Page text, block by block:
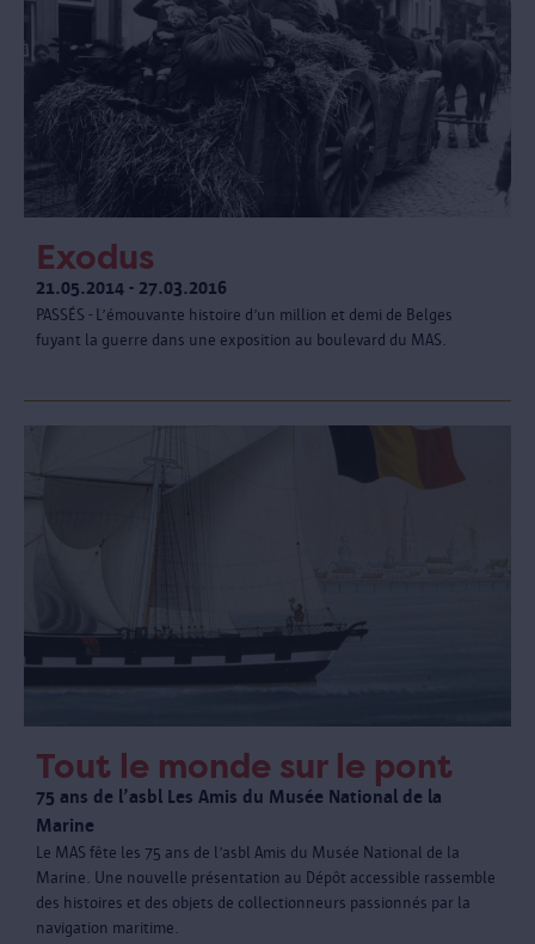
Exodus
21.05.2014 - 27.03.2016
PASSÉS - L’émouvante histoire d’un million et demi de Belges
fuyant la guerre dans une exposition au boulevard du MAS.
Tout le monde sur le pont
75 ans de l’asbl Les Amis du Musée National de la
Marine
Le MAS fête les 75 ans de l’asbl Amis du Musée National de la
Marine. Une nouvelle présentation au Dépôt accessible rassemble
des histoires et des objets de collectionneurs passionnés par la
navigation maritime.